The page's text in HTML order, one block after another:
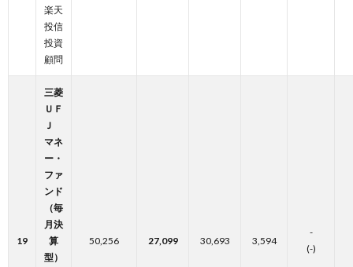
楽天
投信
投資
顧問
19
三菱
ＵＦ
Ｊ
マネ
ー・
ファ
ンド
（毎
月決
算
型）
50,256 27,099 30,693 3,594
-
(-)